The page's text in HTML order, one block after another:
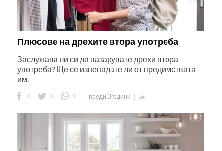
Плюсове на дрехите втора употреба
Заслужава ли си да пазарувате дрехи втора
употреба? Ще се изненадате ли от предимствата
им.
0 0 0 преди 3 години 